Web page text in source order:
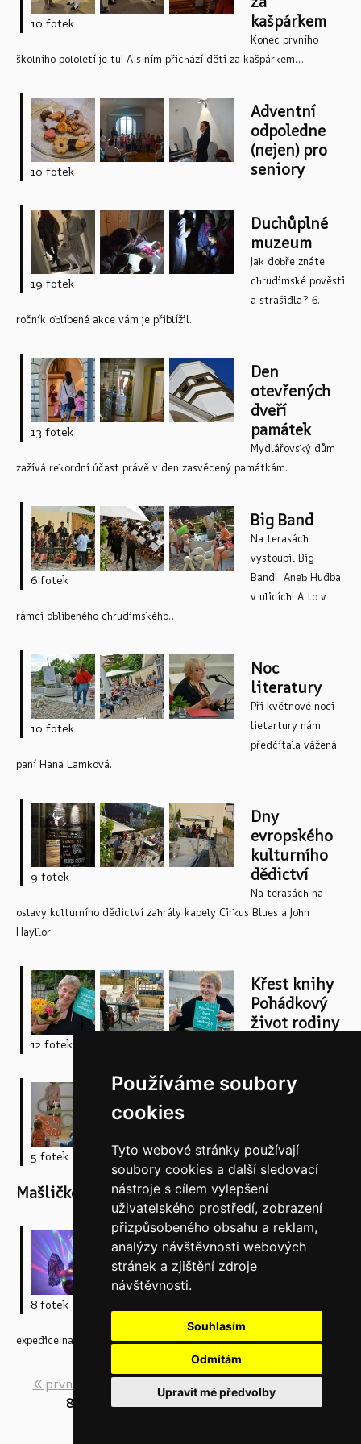
Používáme soubory
cookies
Tyto webové stránky používají
soubory cookies a další sledovací
nástroje s cílem vylepšení
uživatelského prostředí, zobrazení
přizpůsobeného obsahu a reklam,
analýzy návštěvnosti webových
stránek a zjištění zdroje
návštěvnosti.
Souhlasím
Odmítám
Upravit mé předvolby
10 fotek
kašpárkem
Konec prvního
školního pololetí je tu! A s ním přichází děti za kašpárkem...
10 fotek
Adventní
odpoledne
(nejen) pro
seniory
19 fotek
Duchůplné
muzeum
Jak dobře znáte
chrudimské pověsti
a strašidla? 6.
ročník oblíbené akce vám je přiblížil.
13 fotek
Den
otevřených
dveří
památek
Mydlářovský dům
zažívá rekordní účast právě v den zasvěcený památkám.
6 fotek
Big Band
Na terasách
vystoupil Big
Band! Aneb Hudba
v ulicích! A to v
rámci oblíbeného chrudimského...
10 fotek
Noc
literatury
Při květnové noci
lietartury nám
předčítala vážená
paní Hana Lamková.
9 fotek
Dny
evropského
kulturního
dědictví
Na terasách na
oslavy kulturního dědictví zahrály kapely Cirkus Blues a John
Hayllor.
12 fotek
Křest knihy
Pohádkový
život rodiny
5 fotek
Tvořivá dílna
Barvičkou a
Slečnou
Mašličkou
8 fotek
Zážitková
prohlídka
expedice na PLANETU ANIMACE
n
k
« první ‹ předchozí 3
8
10 následující › poslední »